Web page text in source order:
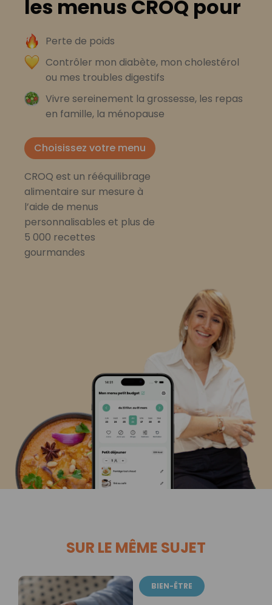
les menus CROQ pour
Perte de poids
Contrôler mon diabète, mon cholestérol
ou mes troubles digestifs
Vivre sereinement la grossesse, les repas
en famille, la ménopause
Choisissez votre menu
CROQ est un rééquilibrage
alimentaire sur mesure à
l’aide de menus
personnalisables et plus de
5 000 recettes
gourmandes
SUR LE MÊME SUJET
BIEN-ÊTRE